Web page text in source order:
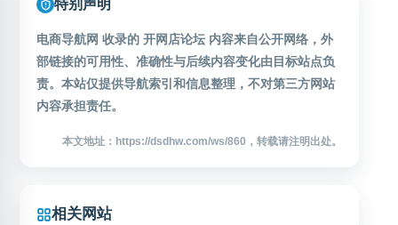
特别声明
电商导航网 收录的 开网店论坛 内容来自公开网络，外
部链接的可用性、准确性与后续内容变化由目标站点负
责。本站仅提供导航索引和信息整理，不对第三方网站
内容承担责任。
本文地址：https://dsdhw.com/ws/860，转载请注明出处。
相关网站